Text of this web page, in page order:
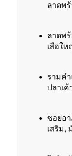
ลาดพ
ลาดพร้
เสือใ
รามค
ปลาเค้
ซอยอ
เสริม,